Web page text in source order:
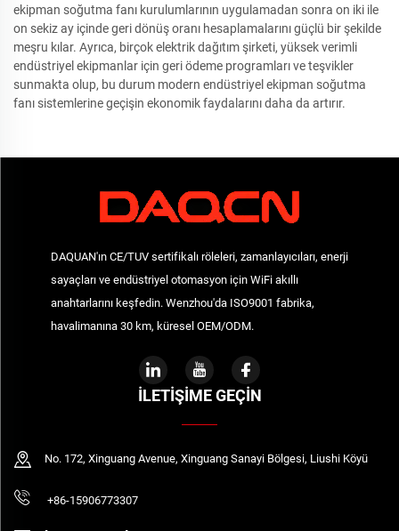
ekipman soğutma fanı kurulumlarının uygulamadan sonra on iki ile
on sekiz ay içinde geri dönüş oranı hesaplamalarını güçlü bir şekilde
meşru kılar. Ayrıca, birçok elektrik dağıtım şirketi, yüksek verimli
endüstriyel ekipmanlar için geri ödeme programları ve teşvikler
sunmakta olup, bu durum modern endüstriyel ekipman soğutma
fanı sistemlerine geçişin ekonomik faydalarını daha da artırır.
DAQUAN'ın CE/TUV sertifikalı röleleri, zamanlayıcıları, enerji
sayaçları ve endüstriyel otomasyon için WiFi akıllı
anahtarlarını keşfedin. Wenzhou'da ISO9001 fabrika,
havalimanına 30 km, küresel OEM/ODM.
İLETIŞIME GEÇIN
No. 172, Xinguang Avenue, Xinguang Sanayi Bölgesi, Liushi Köyü
+86-15906773307